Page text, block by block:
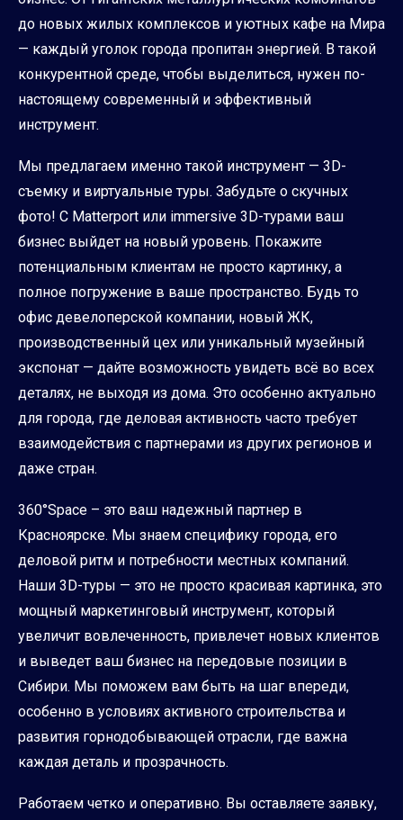
до новых жилых комплексов и уютных кафе на Мира
— каждый уголок города пропитан энергией. В такой
конкурентной среде, чтобы выделиться, нужен по-
настоящему современный и эффективный
инструмент.
Мы предлагаем именно такой инструмент — 3D-
съемку и виртуальные туры. Забудьте о скучных
фото! С Matterport или immersive 3D-турами ваш
бизнес выйдет на новый уровень. Покажите
потенциальным клиентам не просто картинку, а
полное погружение в ваше пространство. Будь то
офис девелоперской компании, новый ЖК,
производственный цех или уникальный музейный
экспонат — дайте возможность увидеть всё во всех
деталях, не выходя из дома. Это особенно актуально
для города, где деловая активность часто требует
взаимодействия с партнерами из других регионов и
даже стран.
360°Space – это ваш надежный партнер в
Красноярске. Мы знаем специфику города, его
деловой ритм и потребности местных компаний.
Наши 3D-туры — это не просто красивая картинка, это
мощный маркетинговый инструмент, который
увеличит вовлеченность, привлечет новых клиентов
и выведет ваш бизнес на передовые позиции в
Сибири. Мы поможем вам быть на шаг впереди,
особенно в условиях активного строительства и
развития горнодобывающей отрасли, где важна
каждая деталь и прозрачность.
Работаем четко и оперативно. Вы оставляете заявку,